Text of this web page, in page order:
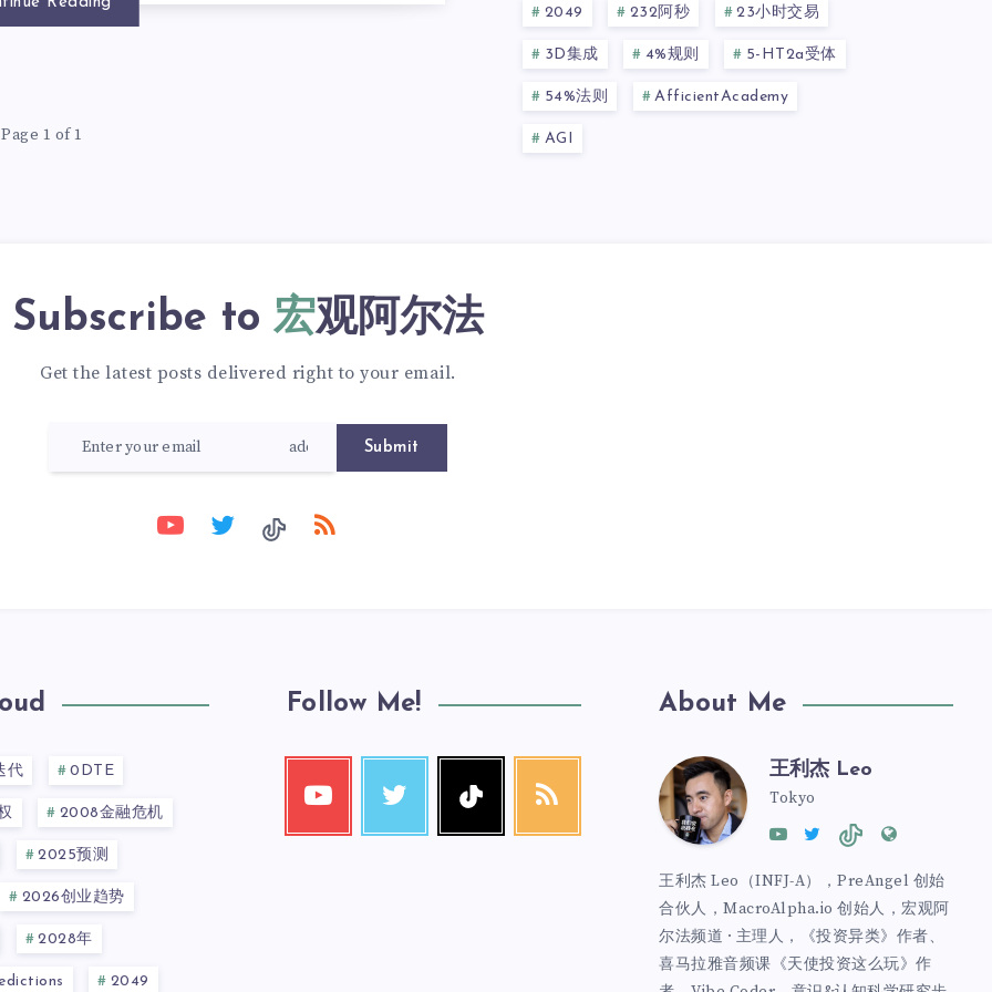
Page 1 of 1
2049 232阿秒 23小时交易
3D集成 4%规则 5-HT2a受体
54%法则 AfficientAcademy
AGI
Subscribe to 宏观阿尔法
Get the latest posts delivered right to your email.
Submit
代 0DTE
2008金融危机
2025预测
2026创业趋势
2028年
2049
Follow Me! About Me
王利杰 Leo
Tokyo
王利杰 Leo（INFJ-A），PreAngel 创始
合伙人，MacroAlpha.io 创始人，宏观阿
尔法频道 · 主理人，《投资异类》作者、
喜马拉雅音频课《天使投资这么玩》作